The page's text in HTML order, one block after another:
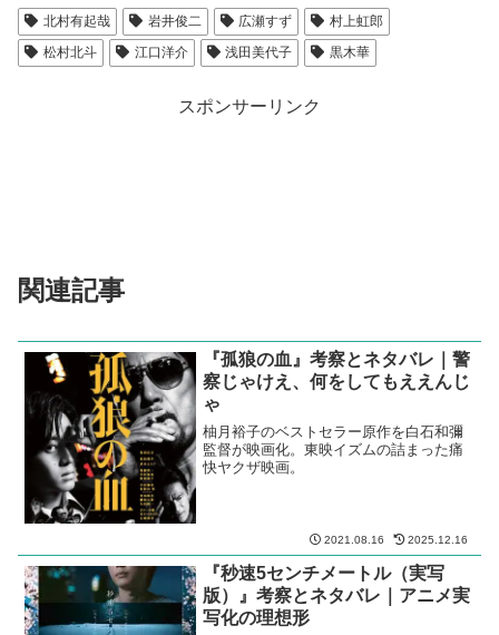
北村有起哉 岩井俊二 広瀬すず
村上虹郎
松村北斗
江口洋介 浅田美代子 黒木華
スポンサーリンク
関連記事
『孤狼の血』考察とネタバレ｜警
察じゃけえ、何をしてもええんじ
ゃ
柚月裕子のベストセラー原作を白石和彌
監督が映画化。東映イズムの詰まった痛
快ヤクザ映画。
2021.08.16 2025.12.16
『秒速5センチメートル（実写
版）』考察とネタバレ｜アニメ実
写化の理想形